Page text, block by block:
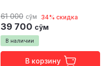
В наличии
61 000 сўм 34% скидка
39 700 сўм
В корзину